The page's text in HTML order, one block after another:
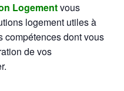
Logementvous
logement utiles à
compétences dont vous
de vos